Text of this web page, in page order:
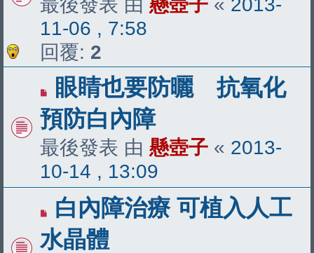
最後發表 由 懸壺子 « 2013-
11-06 , 7:58
回覆: 2
眼睛也要防曬 抗氧化
預防白內障
最後發表 由 懸壺子 « 2013-
10-14 , 13:09
白內障治療 可植入人工
水晶體